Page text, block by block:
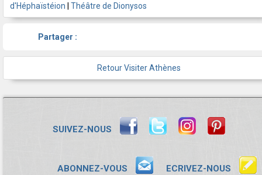
d'Héphaïstéion
Théâtre de Dionysos
Partager :
Retour Visiter Athènes
SUIVEZ-NOUS
ABONNEZ-VOUS ECRIVEZ-NOUS